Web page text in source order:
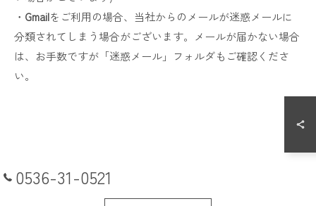
・ Gmailをご利用の場合、当社からのメールが迷惑メールに
分類されてしまう場合がございます。メールが届かない場合
は、お手数ですが「迷惑メール」フォルダもご確認くださ
い。
0536-31-0521